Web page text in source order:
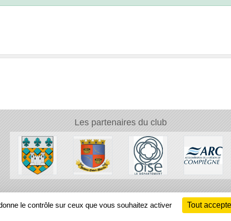
Les partenaires du club
le contrôle sur ceux que vous souhaitez activer Tout